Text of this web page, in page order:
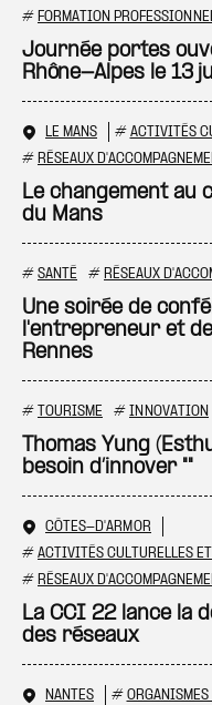
# FORMATION
Journée portes
Rhône-Alpes le 13
LE MANS # ACTIVITÉS
# RÉSEAUX
Le changement au
du Mans
# SANTÉ # RÉSEAUX
Une soirée de
l'entrepreneur et
Rennes
# TOURISME # INNOVATION
Thomas Yung
besoin d’innover ""
CÔTES-D'ARMOR
# ACTIVITÉS CULTURELLES
# RÉSEAUX
La CCI 22 lance la
des réseaux
NANTES #